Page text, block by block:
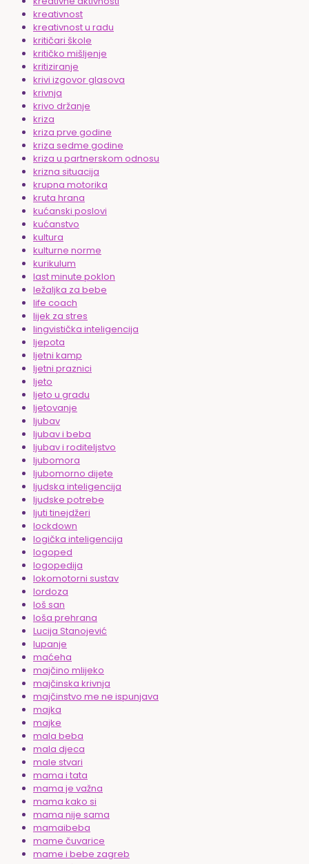
kreativnost
kreativnost u radu
kritičari škole
kritičko mišljenje
kritiziranje
krivi izgovor glasova
krivnja
krivo držanje
kriza
kriza prve godine
kriza sedme godine
kriza u partnerskom odnosu
krizna situacija
krupna motorika
kruta hrana
kućanski poslovi
kućanstvo
kultura
kulturne norme
kurikulum
last minute poklon
ležaljka za bebe
life coach
lijek za stres
lingvistička inteligencija
ljepota
ljetni kamp
ljetni praznici
ljeto
ljeto u gradu
ljetovanje
ljubav
ljubav i beba
ljubav i roditeljstvo
ljubomora
ljubomorno dijete
ljudska inteligencija
ljudske potrebe
ljuti tinejdžeri
lockdown
logička inteligencija
logoped
logopedija
lokomotorni sustav
lordoza
loš san
loša prehrana
Lucija Stanojević
lupanje
maćeha
majčino mlijeko
majčinska krivnja
majčinstvo me ne ispunjava
majka
majke
mala beba
mala djeca
male stvari
mama i tata
mama je važna
mama kako si
mama nije sama
mamaibeba
mame čuvarice
mame i bebe zagreb